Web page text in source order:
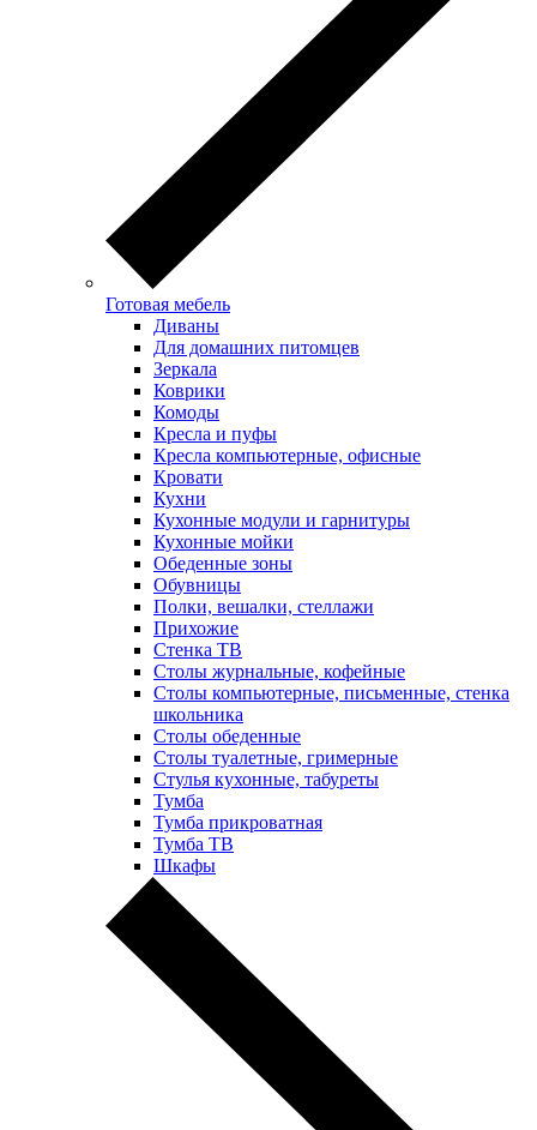
Готовая мебель
Диваны
Для домашних питомцев
Зеркала
Коврики
Комоды
Кресла и пуфы
Кресла компьютерные, офисные
Кровати
Кухни
Кухонные модули и гарнитуры
Кухонные мойки
Обеденные зоны
Обувницы
Полки, вешалки, стеллажи
Прихожие
Стенка ТВ
Столы журнальные, кофейные
Столы компьютерные, письменные, стенка
школьника
Столы обеденные
Столы туалетные, гримерные
Стулья кухонные, табуреты
Тумба
Тумба прикроватная
Тумба ТВ
Шкафы